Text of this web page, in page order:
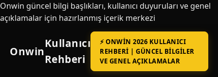
Onwin güncel bilgi başlıkları, kullanıcı duyuruları ve genel
açıklamalar için hazırlanmış içerik merkezi
Onwin
Kullanıcı
Rehberi
⚡ ONWIN 2026 KULLANICI
REHBERI | GÜNCEL BILGILER
VE GENEL AÇIKLAMALAR